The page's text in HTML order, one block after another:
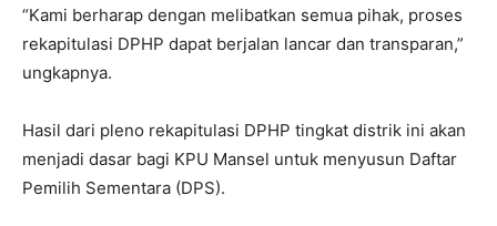
“Kami berharap dengan melibatkan semua pihak, proses
rekapitulasi DPHP dapat berjalan lancar dan transparan,”
ungkapnya.
Hasil dari pleno rekapitulasi DPHP tingkat distrik ini akan
menjadi dasar bagi KPU Mansel untuk menyusun Daftar
Pemilih Sementara (DPS).